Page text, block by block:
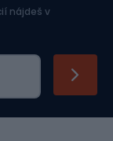
nájdeš v